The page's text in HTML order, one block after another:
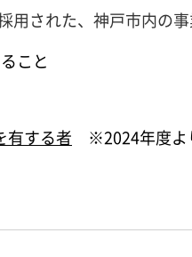
用された、神戸市内の
こと
有する者 ※2024年度よ